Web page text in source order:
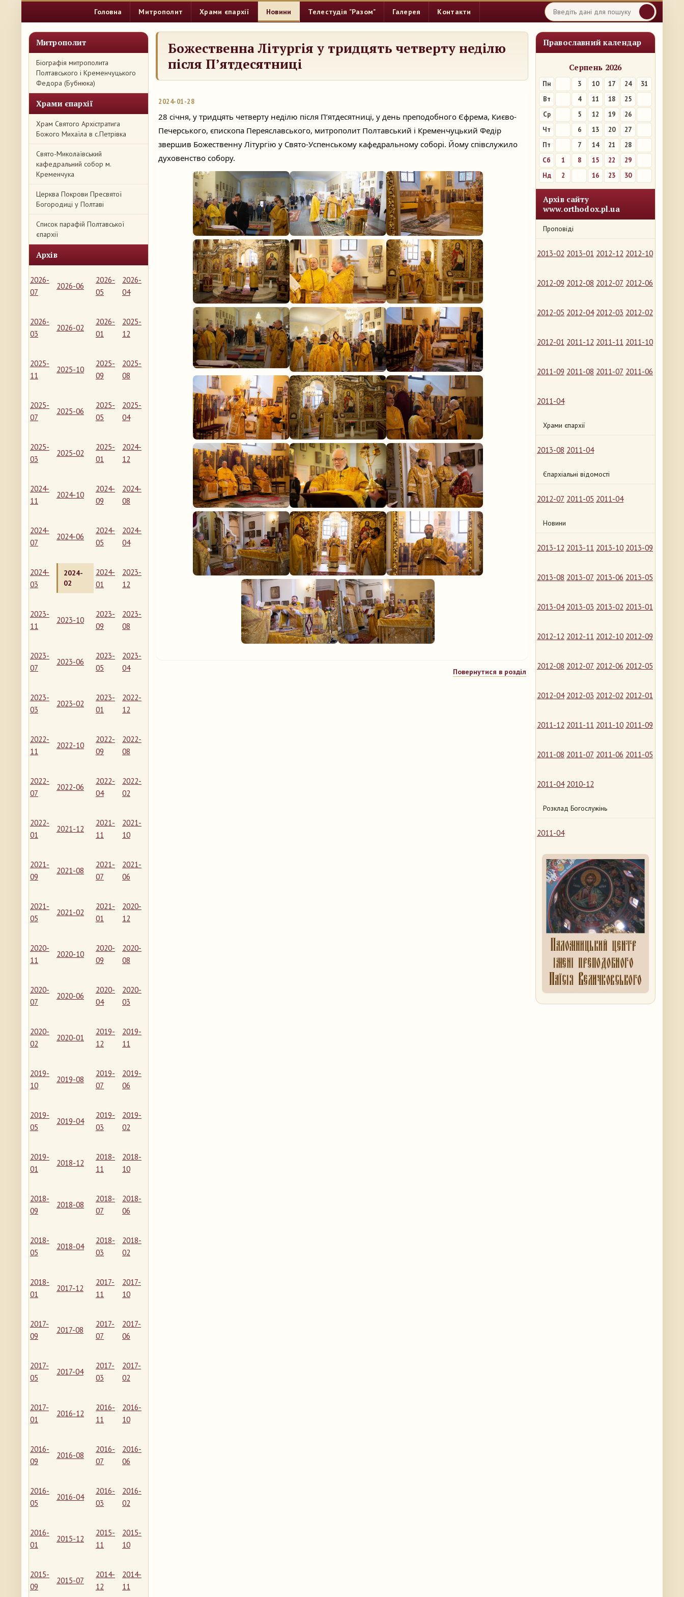
Головна Митрополит Храми єпархії Новини Телестудія "Разом" Галерея Контакти
Митрополит
Біографія митрополита
Полтавського і Кременчуцького
Федора (Бубнюка)
Храми єпархії
Храм Святого Архістратига
Божого Михаїла в с.Петрівка
Свято-Миколаївський
кафедральний собор м.
Кременчука
Церква Покрови Пресвятої
Богородиці у Полтаві
Список парафій Полтавської
єпархії
Архів
2026-
07
2026-06
2026-
05
2026-
04
2026-
03
2026-02
2026-
01
2025-
12
2025-
11
2025-10
2025-
09
2025-
08
2025-
07
2025-06
2025-
05
2025-
04
2025-
03
2025-02
2025-
01
2024-
12
2024-
11
2024-10
2024-
09
2024-
08
2024-
07
2024-06
2024-
05
2024-
04
2024-
03
2024-
02
2024-
01
2023-
12
2023-
11
2023-10
2023-
09
2023-
08
2023-
07
2023-06
2023-
05
2023-
04
2023-
03
2023-02
2023-
01
2022-
12
2022-
11
2022-10
2022-
09
2022-
08
2022-
07
2022-06
2022-
04
2022-
02
2022-
01
2021-12
2021-
11
2021-
10
2021-
09
2021-08
2021-
07
2021-
06
2021-
05
2021-02
2021-
01
2020-
12
2020-
11
2020-10
2020-
09
2020-
08
2020-
07
2020-06
2020-
04
2020-
03
2020-
02
2020-01
2019-
12
2019-
11
2019-
10
2019-08
2019-
07
2019-
06
2019-
05
2019-04
2019-
03
2019-
02
2019-
01
2018-12
2018-
11
2018-
10
2018-
09
2018-08
2018-
07
2018-
06
2018-
05
2018-04
2018-
03
2018-
02
2018-
01
2017-12
2017-
11
2017-
10
2017-
09
2017-08
2017-
07
2017-
06
2017-
05
2017-04
2017-
03
2017-
02
2017-
01
2016-12
2016-
11
2016-
10
2016-
09
2016-08
2016-
07
2016-
06
2016-
05
2016-04
2016-
03
2016-
02
2016-
01
2015-12
2015-
11
2015-
10
2015-
09
2015-07
2014-
12
2014-
11
Православний календар
Серпень 2026
Пн 3 10 17 24
31
Вт
4 11 18
25
Ср
5 12 19
26
Чт
6 13 20
27
Пт
7 14 21
28
Сб
1 8 15 22
29
Нд
2 16 23 30
Архів сайту
www.orthodox.pl.ua
Проповіді
2013-02 2013-01 2012-12 2012-10
2012-09 2012-08 2012-07 2012-06
2012-05 2012-04 2012-03 2012-02
2012-01 2011-12 2011-11 2011-10
2011-09 2011-08 2011-07 2011-06
2011-04
Храми єпархії
2013-08 2011-04
Єпархіальні відомості
2012-07 2011-05 2011-04
Новини
2013-12 2013-11 2013-10 2013-09
2013-08 2013-07 2013-06 2013-05
2013-04 2013-03 2013-02 2013-01
2012-12 2012-11 2012-10 2012-09
2012-08 2012-07 2012-06 2012-05
2012-04 2012-03 2012-02 2012-01
2011-12 2011-11 2011-10 2011-09
2011-08 2011-07 2011-06 2011-05
2011-04 2010-12
Розклад Богослужінь
2011-04
Божественна Літургія у тридцять четверту неділю
після П’ятдесятниці
2024-01-28
28 січня, у тридцять четверту неділю після П’ятдесятниці, у день преподобного Єфрема, Києво-
Печерського, єпископа Переяславського, митрополит Полтавський і Кременчуцький Федір
звершив Божественну Літургію у Свято-Успенському кафедральному соборі. Йому співслужило
духовенство собору.
Повернутися в розділ